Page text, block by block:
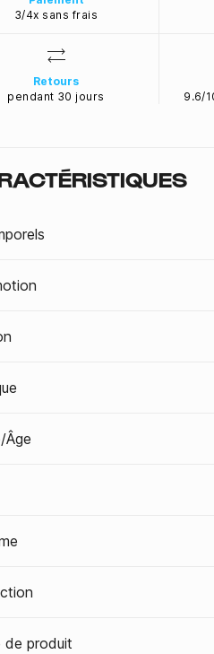
3/4x sans frais
Retours
pendant 30 jours
9.6/
Âge
de produit